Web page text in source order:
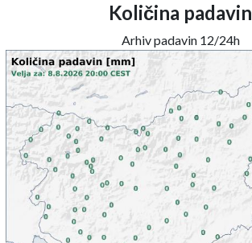
Količina padavin
Arhiv padavin 12/24h